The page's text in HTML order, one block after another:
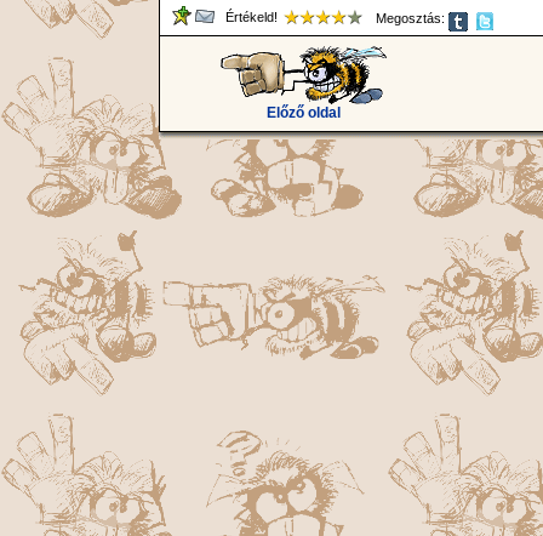
Értékeld! Megosztás:
Előző oldal